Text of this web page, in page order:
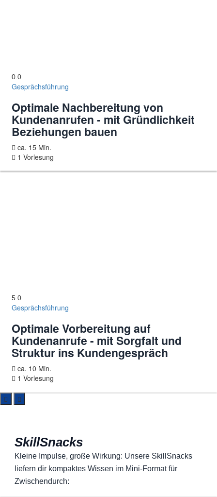
0.0
Gesprächsführung
Optimale Nachbereitung von
Kundenanrufen - mit Gründlichkeit
Beziehungen bauen
ca. 15 Min.
1 Vorlesung
5.0
Gesprächsführung
Optimale Vorbereitung auf
Kundenanrufe - mit Sorgfalt und
Struktur ins Kundengespräch
ca. 10 Min.
1 Vorlesung
SkillSnacks
Kleine Impulse, große Wirkung: Unsere SkillSnacks
liefern dir kompaktes Wissen im Mini-Format für
Zwischendurch: